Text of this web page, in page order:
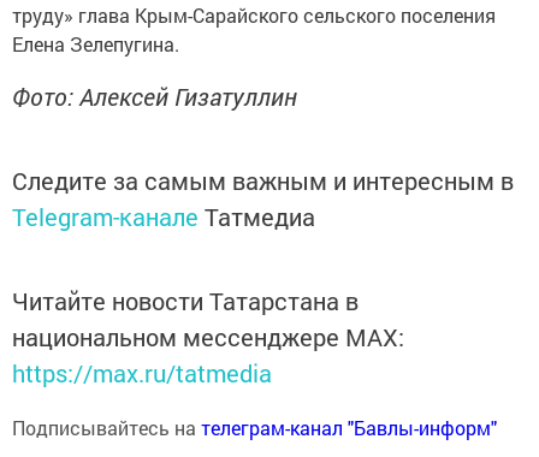
труду» глава Крым-Сарайского сельского поселения
Елена Зелепугина.
Фото: Алексей Гизатуллин
Следите за самым важным и интересным в
Telegram-канале Татмедиа
Читайте новости Татарстана в
национальном мессенджере MАХ:
https://max.ru/tatmedia
Подписывайтесь на телеграм-канал "Бавлы-информ"